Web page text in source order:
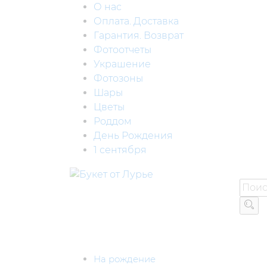
О нас
Оплата. Доставка
Гарантия. Возврат
Фотоотчеты
Украшение
Фотозоны
Шары
Цветы
Роддом
День Рождения
1 сентября
На рождение